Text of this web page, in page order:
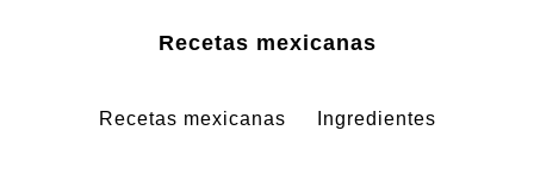
contenido
Recetas mexicanas
Recetas mexicanas Ingredientes